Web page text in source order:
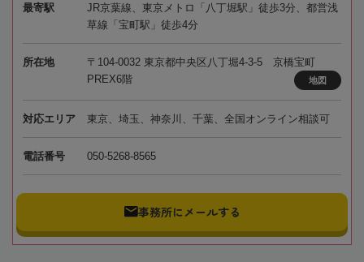
最寄駅
JR京葉線、東京メトロ「八丁堀駅」徒歩3分、都営浅
草線「宝町駅」徒歩4分
所在地
〒104-0032 東京都中央区八丁堀4-3-5 京橋宝町
PREX6階
地図
対応エリア 東京、埼玉、神奈川、千葉、全国オンライン相談可
電話番号 050-5268-8565
事務所にメールする